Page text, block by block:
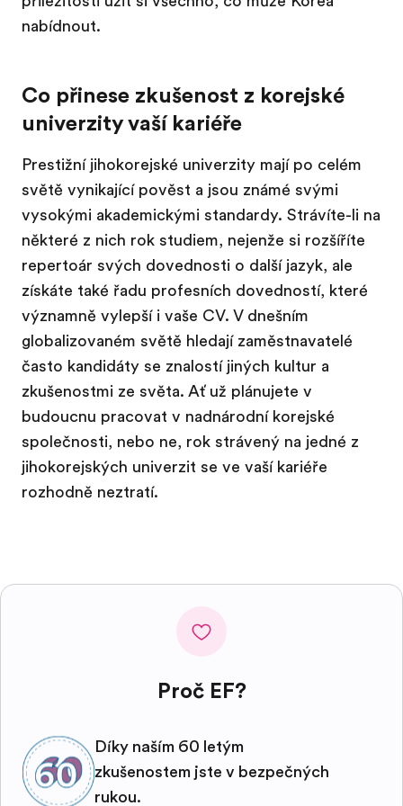
nabídnout.
Co přinese zkušenost z korejské
univerzity vaší kariéře
Prestižní jihokorejské univerzity mají po celém
světě vynikající pověst a jsou známé svými
vysokými akademickými standardy. Strávíte-li na
některé z nich rok studiem, nejenže si rozšíříte
repertoár svých dovednosti o další jazyk, ale
získáte také řadu profesních dovedností, které
významně vylepší i vaše CV. V dnešním
globalizovaném světě hledají zaměstnavatelé
často kandidáty se znalostí jiných kultur a
zkušenostmi ze světa. Ať už plánujete v
budoucnu pracovat v nadnárodní korejské
společnosti, nebo ne, rok strávený na jedné z
jihokorejských univerzit se ve vaší kariéře
rozhodně neztratí.
Proč EF?
Díky naším 60 letým
zkušenostem jste v bezpečných
rukou.